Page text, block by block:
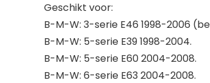
Geschikt voor:
B-M-W: 3-serie E46 1998-2006
B-M-W: 5-serie E39 1998-2004.
B-M-W: 5-serie E60 2004-2008.
B-M-W: 6-serie E63 2004-2008.